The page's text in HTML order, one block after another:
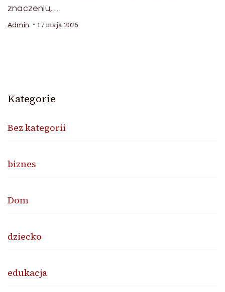
znaczeniu, …
Admin 17 maja 2026
Kategorie
Bez kategorii
biznes
Dom
dziecko
edukacja